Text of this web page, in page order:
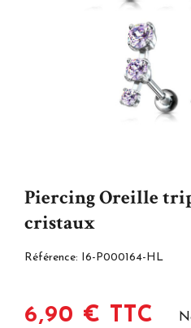
Piercing Oreille
cristaux
Référence: I6-P000164-HL
6,90 € TTC